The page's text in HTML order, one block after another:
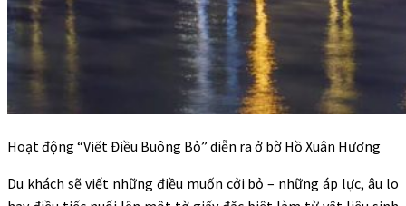
Hoạt động “Viết Điều Buông Bỏ” diễn ra ở bờ Hồ Xuân Hương
Du khách sẽ viết những điều muốn cởi bỏ – những áp lực, âu lo